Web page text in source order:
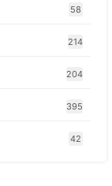
58
214
204
395
42